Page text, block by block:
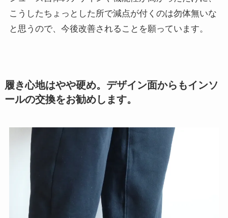
こうしたちょっとした所で減点が付くのは勿体無いな
と思うので、今後改善されることを願っています。
履き心地はやや硬め。デザイン面からもインソ
ールの交換をお勧めします。